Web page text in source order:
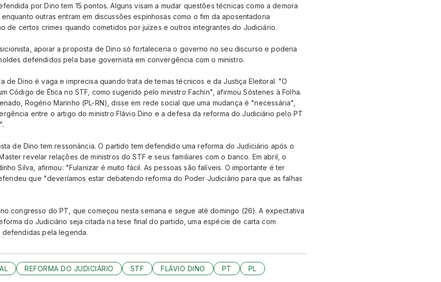
por Dino tem 15 pontos. Alguns visam a mudar questões técnicas como a demora
outras entram em discussões espinhosas como o fim da aposentadoria
de certos crimes quando cometidos por juízes e outros integrantes do Judiciário.
apoiar a proposta de Dino só fortaleceria o governo no seu discurso e poderia
defendidos pela base governista em convergência com o ministro.
de Dino é vaga e imprecisa quando trata de temas técnicos e da Justiça Eleitoral. "O
Código de Ética no STF, como sugerido pelo ministro Fachin", afirmou Sóstenes à Folha.
Rogério Marinho (PL-RN), disse em rede social que uma mudança é "necessária",
entre o artigo do ministro Flávio Dino e a defesa da reforma do Judiciário pelo PT
de Dino tem ressonância. O partido tem defendido uma reforma do Judiciário após o
revelar relações de ministros do STF e seus familiares com o banco. Em abril, o
Silva, afirmou: "Fulanizar é muito fácil. As pessoas são falíveis. O importante é ter
que "deveríamos estar debatendo reforma do Poder Judiciário para que as falhas
congresso do PT, que começou nesta semana e segue até domingo (26). A expectativa
do Judiciário seja citada na tese final do partido, uma espécie de carta com
pela legenda.
REFORMA DO JUDICIÁRIO STF FLÁVIO DINO PT PL